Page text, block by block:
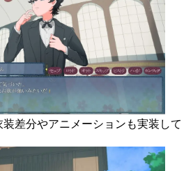
差分やアニメーションも実装して